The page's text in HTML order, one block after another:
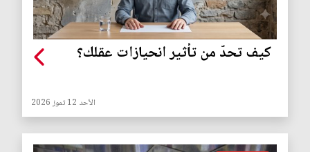
كيف تحدّ من تأثير انحيازات عقلك؟
الأحد 12 تموز 2026